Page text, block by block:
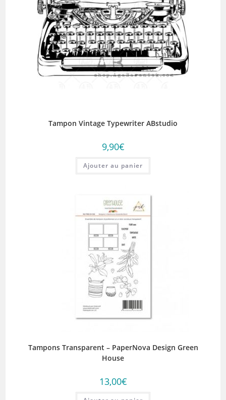
Tampon Vintage Typewriter ABstudio
9,90€
Ajouter au panier
Tampons Transparent – PaperNova Design Green
House
13,00€